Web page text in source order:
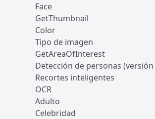
Face
GetThumbnail
Color
Tipo de imagen
GetAreaOfInterest
Detección de personas
Recortes inteligentes
OCR
Adulto
Celebridad